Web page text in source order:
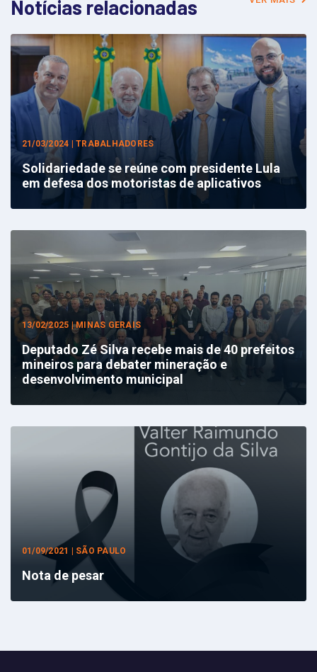
Notícias relacionadas
21/03/2024 | TRABALHADORES
Solidariedade se reúne com presidente Lula
em defesa dos motoristas de aplicativos
13/02/2025 | MINAS GERAIS
Deputado Zé Silva recebe mais de 40 prefeitos
mineiros para debater mineração e
desenvolvimento municipal
01/09/2021 | SÃO PAULO
Nota de pesar